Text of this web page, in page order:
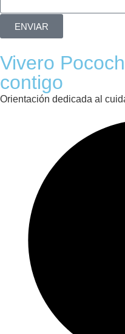
ENVIAR
Vivero
contigo
Orientación dedicada al